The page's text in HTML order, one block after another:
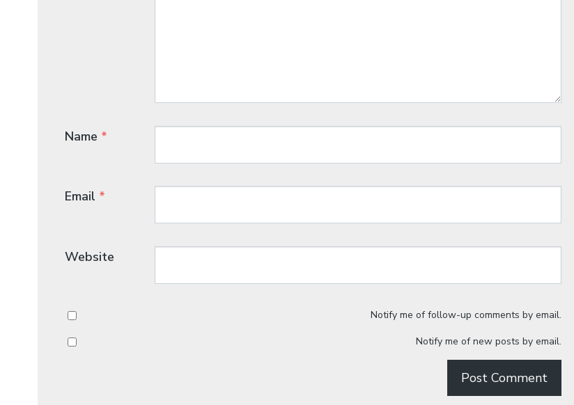
Name *
Email *
Website
Notify me of follow-up comments by email.
Notify me of new posts by email.